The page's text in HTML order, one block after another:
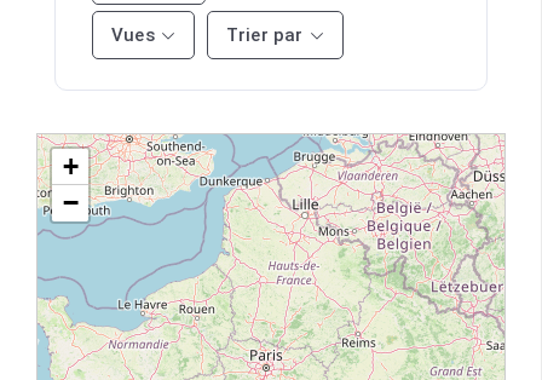
Vues Trier par
+
−